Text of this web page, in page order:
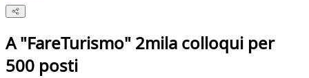
A "FareTurismo" 2mila colloqui per
500 posti